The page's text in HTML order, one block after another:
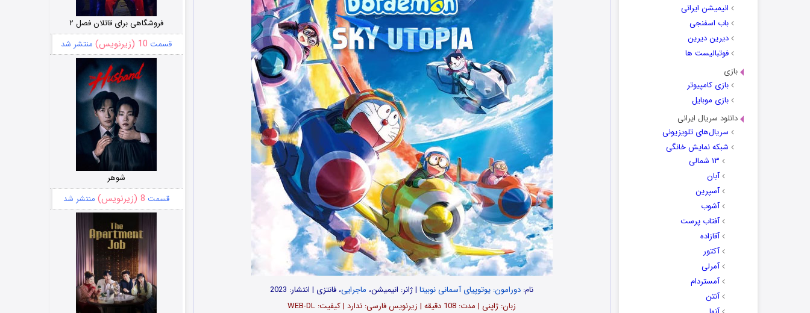
انیمیشن ایرانی
باب اسفنجی
دیرین دیرین
فوتبالیست ها
بازی
بازی کامپیوتر
بازی موبایل
دانلود سریال ایرانی
سریال‌های تلویزیونی
شبکه نمایش خانگی
۱۳ شمالی
آبان
آسپرین
آشوب
آفتاب پرست
آقازاده
آکتور
آمرلی
آمستردام
آنتن
نام: دورامون: یوتوپیای آسمانی نوبیتا| ژانر: انیمیشن، ماجرایی، فانتزی | انتشار: 2023
زبان: ژاپنی | مدت‌: 108 دقیقه | زیرنویس فارسی: ندارد | کیفیت: WEB-DL
فروشگاهی برای قاتلان فصل ۲
قسمت 10 (زیرنویس) منتشر شد
شوهر
قسمت 8 (زیرنویس) منتشر شد